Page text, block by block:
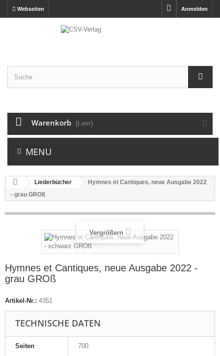
Anmelden
Webseiten
Warenkorb (Leer)
MENU
Liederbücher
Hymnes et Cantiques, neue Ausgabe 2022
- grau GROß
Vergrößern
Hymnes et Cantiques, neue Ausgabe 2022 -
grau GROß
Artikel-Nr.: 4351
TECHNISCHE DATEN
Seiten 700